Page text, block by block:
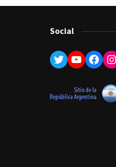
Social
Twitter
YouTube